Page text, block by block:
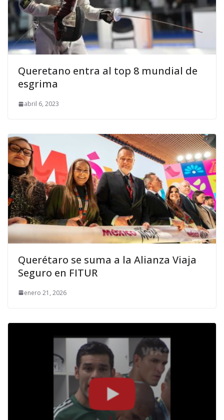
Queretano entra al top 8 mundial de
esgrima
abril 6, 2023
Querétaro se suma a la Alianza Viaja
Seguro en FITUR
enero 21, 2026